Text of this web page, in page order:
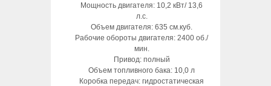
Мощность двигателя: 10,2 кВт/ 13,6
л.с.
Объем двигателя: 635 см.куб.
Рабочие обороты двигателя: 2400 об./
мин.
Привод: полный
Объем топливного бака: 10,0 л
Коробка передач: гидростатическая